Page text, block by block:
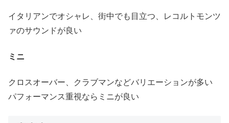
イタリアンでオシャレ、街中でも目立つ、レコルトモンツ
ァのサウンドが良い
ミニ
クロスオーバー、クラブマンなどバリエーションが多い
パフォーマンス重視ならミニが良い